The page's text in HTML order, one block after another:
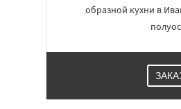
образной кухни в